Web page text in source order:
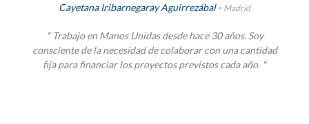
Cayetana Iribarnegaray Aguirrezábal - Madrid
" Trabajo en Manos Unidas desde hace 30 años. Soy
consciente de la necesidad de colaborar con una cantidad
fija para financiar los proyectos previstos cada año. "